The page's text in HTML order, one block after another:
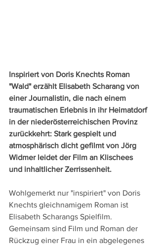
Inspiriert von Doris Knechts Roman
"Wald" erzählt Elisabeth Scharang von
einer Journalistin, die nach einem
traumatischen Erlebnis in ihr Heimatdorf
in der niederösterreichischen Provinz
zurückkehrt: Stark gespielt und
atmosphärisch dicht gefilmt von Jörg
Widmer leidet der Film an Klischees
und inhaltlicher Zerrissenheit.
Wohlgemerkt nur "inspiriert" von Doris
Knechts gleichnamigem Roman ist
Elisabeth Scharangs Spielfilm.
Gemeinsam sind Film und Roman der
Rückzug einer Frau in ein abgelegenes